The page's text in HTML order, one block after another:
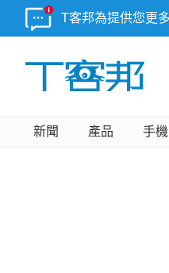
T客邦為提供您更
新聞 產品 手機